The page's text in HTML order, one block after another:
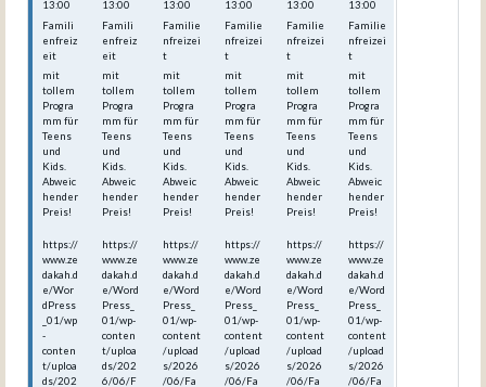
13:00
Famili
enfreiz
eit
mit
tollem
Progra
mm für
Teens
und
Kids.
Abweic
hender
Preis!
https://
www.ze
dakah.d
e/Wor
dPress
_01/wp
-
conten
t/uploa
ds/202
13:00
Famili
enfreiz
eit
mit
tollem
Progra
mm für
Teens
und
Kids.
Abweic
hender
Preis!
https://
www.ze
dakah.d
e/Word
Press_
01/wp-
conten
t/uploa
ds/202
6/06/F
13:00
Familie
nfreizei
t
mit
tollem
Progra
mm für
Teens
und
Kids.
Abweic
hender
Preis!
https://
www.ze
dakah.d
e/Word
Press_
01/wp-
content
/upload
s/2026
/06/Fa
13:00
Familie
nfreizei
t
mit
tollem
Progra
mm für
Teens
und
Kids.
Abweic
hender
Preis!
https://
www.ze
dakah.d
e/Word
Press_
01/wp-
content
/upload
s/2026
/06/Fa
13:00
Familie
nfreizei
t
mit
tollem
Progra
mm für
Teens
und
Kids.
Abweic
hender
Preis!
https://
www.ze
dakah.d
e/Word
Press_
01/wp-
content
/upload
s/2026
/06/Fa
13:00
Familie
nfreizei
t
mit
tollem
Progra
mm für
Teens
und
Kids.
Abweic
hender
Preis!
https://
www.ze
dakah.d
e/Word
Press_
01/wp-
content
/upload
s/2026
/06/Fa